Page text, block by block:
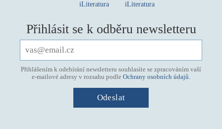
Přihlásit se k odběru newsletteru
Přihlášením k odebírání newsletteru souhlasíte se zpracováním vaší
e-mailové adresy v rozsahu podle Ochrany osobních údajů